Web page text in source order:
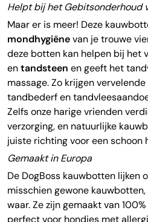
Helpt bij het Gebitsonderhoud
Maar er is meer! Deze
mondhygiënevan je trouwe
deze botten kan helpen bij het
entandsteen en geeft het
massage. Zo krijgen
tandbederf en
Zelfs onze harige vrienden
verzorging, en natuurlijke
juiste richting voor een schoon
Gemaakt in Europa
De DogBoss kauwbotten lijken
misschien gewone
waar. Ze zijn gemaakt van
perfect voor hondjes met